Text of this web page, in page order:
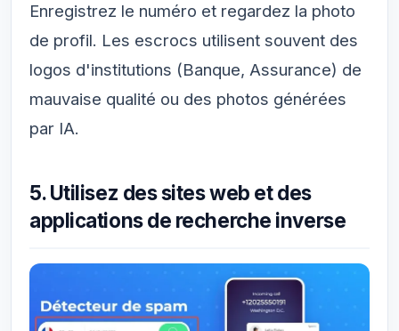
Enregistrez le numéro et regardez la photo
de profil. Les escrocs utilisent souvent des
logos d'institutions (Banque, Assurance) de
mauvaise qualité ou des photos générées
par IA.
5. Utilisez des sites web et des
applications de recherche inverse